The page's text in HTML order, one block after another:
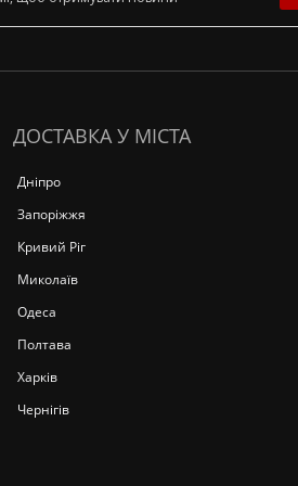
ДОСТАВКА У МІСТА
Дніпро
Запоріжжя
Кривий Ріг
Миколаїв
Одеса
Полтава
Харків
Чернігів